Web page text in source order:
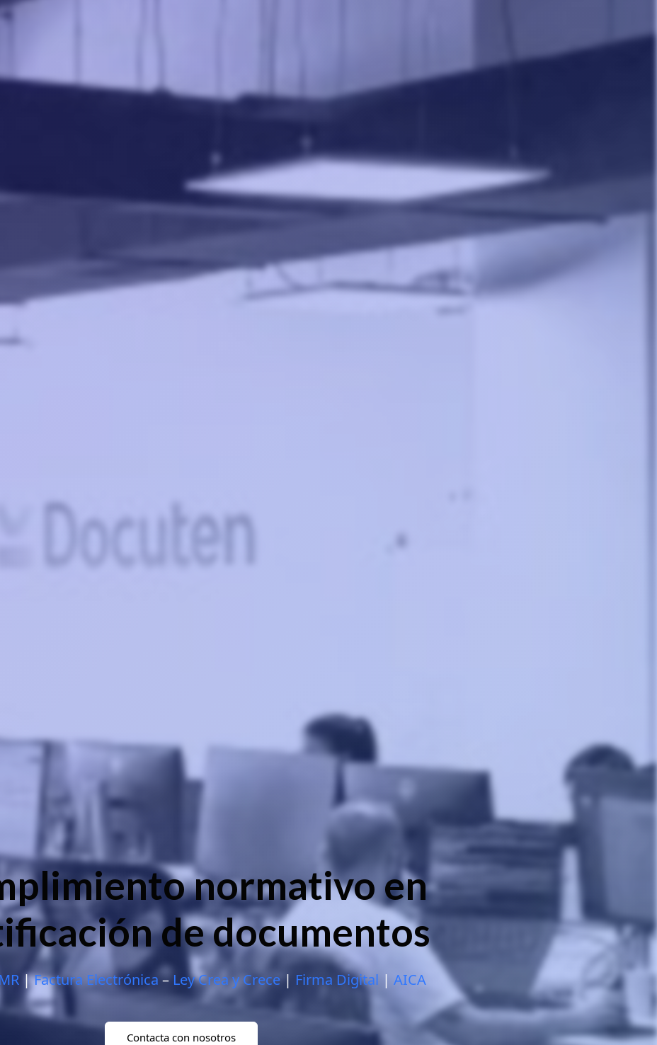
normativo en
de documentos
|Factura Electrónica– Ley Crea y Crece| Firma Digital | AICA
Contacta con nosotros